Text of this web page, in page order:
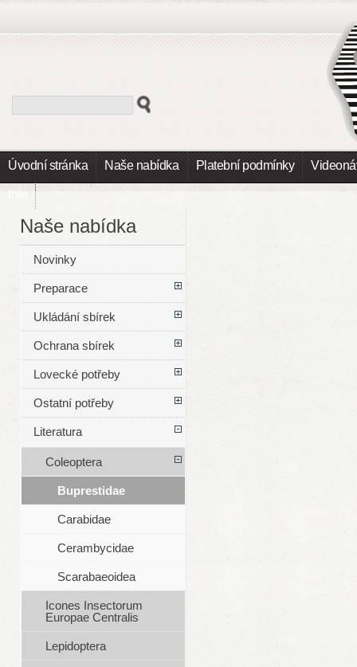
Úvodní stránka Naše nabídka Platební podmínky
Info
Naše nabídka
Novinky
Preparace
Ukládání sbírek
Ochrana sbírek
Lovecké potřeby
Ostatní potřeby
Literatura
Coleoptera
Buprestidae
Carabidae
Cerambycidae
Scarabaeoidea
Icones Insectorum
Europae Centralis
Lepidoptera